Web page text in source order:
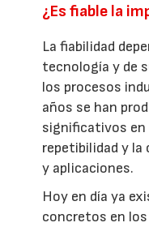
¿Es fiable la
La fiabilidad
tecnología y de
los procesos
años se han
significativos en
repetibilidad y
y aplicaciones.
Hoy en día ya
concretos en